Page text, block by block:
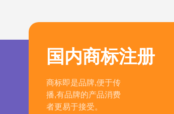
国内商标注册
商标即是品牌,便于传
播,有品牌的产品消费
者更易于接受。